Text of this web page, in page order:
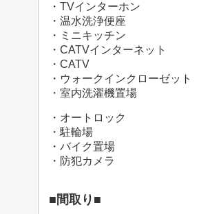
・TVインターホン
・温水洗浄便座
・ミニキッチン
・CATVインターネット
・CATV
・ウォークインクローゼット
・室内洗濯機置場
・オートロック
・駐輪場
・バイク置場
・防犯カメラ
■間取り■